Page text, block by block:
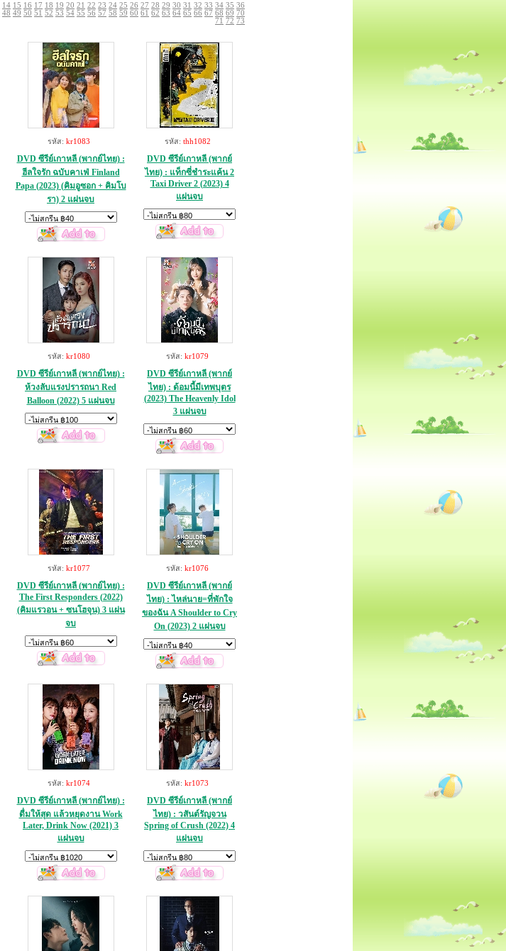
14 15 16 17 18 19 20 21 22 23 24 25 26 27 28 29 30 31 32 33 34 35 36
48 49 50 51 52 53 54 55 56 57 58 59 60 61 62 63 64 65 66 67 68 69 70
71 72 73
รหัส: kr1083
DVD ซีรีย์เกาหลี (พากย์ไทย) :
ฮีลใจรัก ฉบับคาเฟ่ Finland
Papa (2023) (คิมอูซอก + คิมโบ
รา) 2 แผ่นจบ
รหัส: thh1082
DVD ซีรีย์เกาหลี (พากย์
ไทย) : แท็กซี่ชำระแค้น 2
Taxi Driver 2 (2023) 4
แผ่นจบ
รหัส: kr1080
DVD ซีรีย์เกาหลี (พากย์ไทย) :
ห้วงลับแรงปรารถนา Red
Balloon (2022) 5 แผ่นจบ
รหัส: kr1079
DVD ซีรีย์เกาหลี (พากย์
ไทย) : ด้อมนี้มีเทพบุตร
(2023) The Heavenly Idol
3 แผ่นจบ
รหัส: kr1077
DVD ซีรีย์เกาหลี (พากย์ไทย) :
The First Responders (2022)
(คิมแรวอน + ซนโฮจุน) 3 แผ่น
จบ
รหัส: kr1076
DVD ซีรีย์เกาหลี (พากย์
ไทย) : ไหล่นาย=ที่พักใจ
ของฉัน A Shoulder to Cry
On (2023) 2 แผ่นจบ
รหัส: kr1074
DVD ซีรีย์เกาหลี (พากย์ไทย) :
ดื่มให้สุด แล้วหยุดงาน Work
Later, Drink Now (2021) 3
แผ่นจบ
รหัส: kr1073
DVD ซีรีย์เกาหลี (พากย์
ไทย) : วสันต์รัญจวน
Spring of Crush (2022) 4
แผ่นจบ